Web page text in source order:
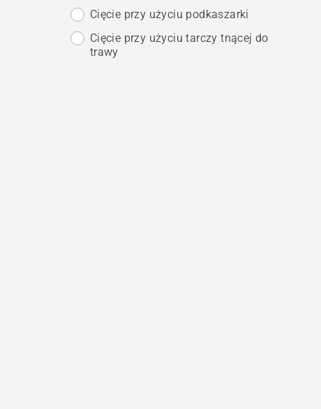
Cięcie przy użyciu podkaszarki
Cięcie przy użyciu tarczy tnącej do
trawy